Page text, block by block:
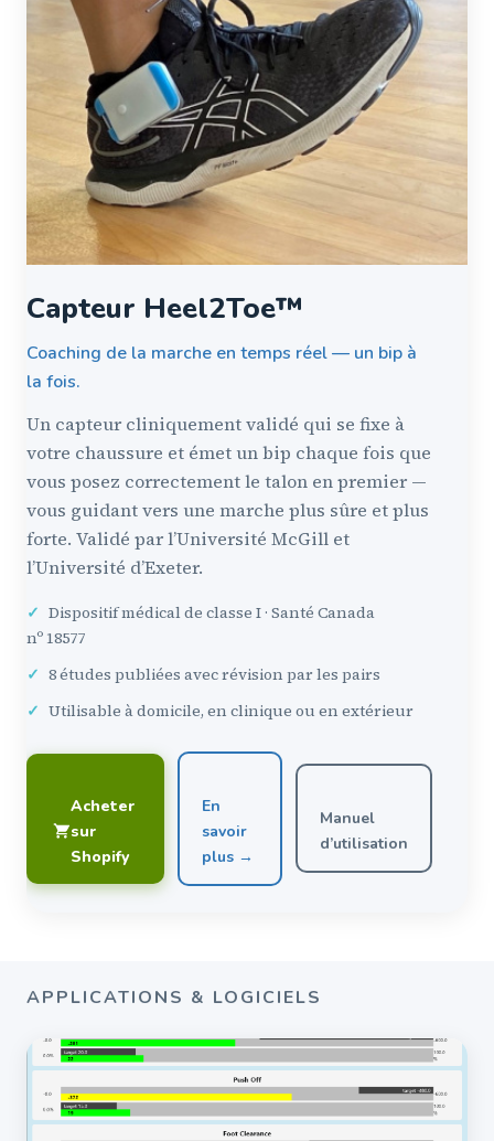
Capteur Heel2Toe™
Coaching de la marche en temps réel — un bip à
la fois.
Un capteur cliniquement validé qui se fixe à
votre chaussure et émet un bip chaque fois que
vous posez correctement le talon en premier —
vous guidant vers une marche plus sûre et plus
forte. Validé par l’Université McGill et
l’Université d’Exeter.
✓ Dispositif médical de classe I · Santé Canada
nº 18577
✓ 8 études publiées avec révision par les pairs
✓ Utilisable à domicile, en clinique ou en extérieur
Acheter
sur
Shopify
En
savoir
plus →
Manuel
d’utilisation
APPLICATIONS & LOGICIELS